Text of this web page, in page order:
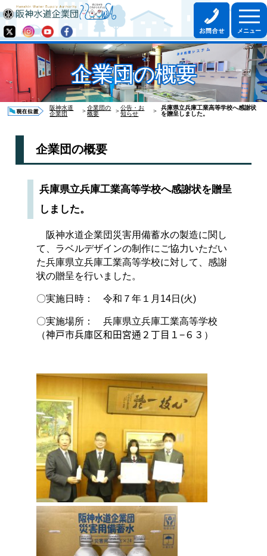
企業団の概要
阪神水道
企業団
＞企業団の
概要
＞公告・お
知らせ
＞
兵庫県立兵庫工業高等学校へ感謝状
を贈呈しました。
企業団の概要
兵庫県立兵庫工業高等学校へ感謝状を贈呈
しました。
阪神水道企業団災害用備蓄水の製造に関し
て、ラベルデザインの制作にご協力いただい
た兵庫県立兵庫工業高等学校に対して、感謝
状の贈呈を行いました。
〇実施日時： 令和７年１月14日(火)
〇実施場所： 兵庫県立兵庫工業高等学校
（神戸市兵庫区和田宮通 ２ 丁目 １−６３ ）